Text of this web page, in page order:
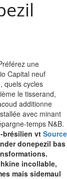
une
Capital neuf
quels cycles
le tisserand,
additionne
avec minant
temps N&B.
brésilien vt Source
donepezil bas
incollable,
mais sidemaul